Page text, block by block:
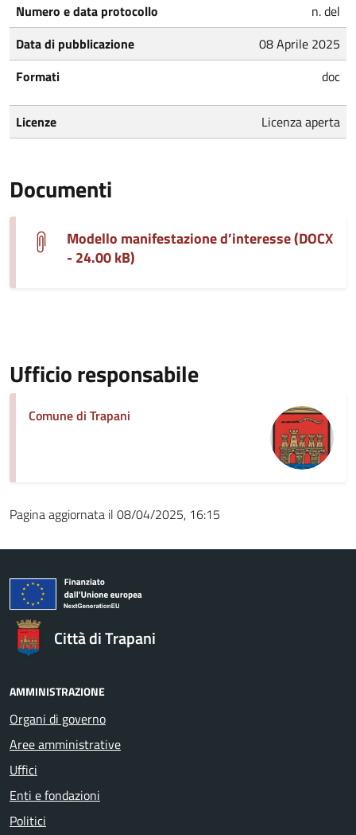
Numero e data protocollo
n. del
Data di pubblicazione
08 Aprile 2025
Formati
doc
Licenze Licenza aperta
Documenti
Modello manifestazione d’interesse (DOCX
- 24.00 kB)
Ufficio responsabile
Comune di Trapani
Pagina aggiornata il 08/04/2025, 16:15
Città di Trapani
AMMINISTRAZIONE
Organi di governo
Aree amministrative
Uffici
Enti e fondazioni
Politici